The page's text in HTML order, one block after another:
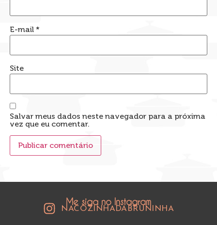
E-mail *
Site
Salvar meus dados neste navegador para a próxima
vez que eu comentar.
Me siga no Instagram
NACOZINHADABRUNINHA